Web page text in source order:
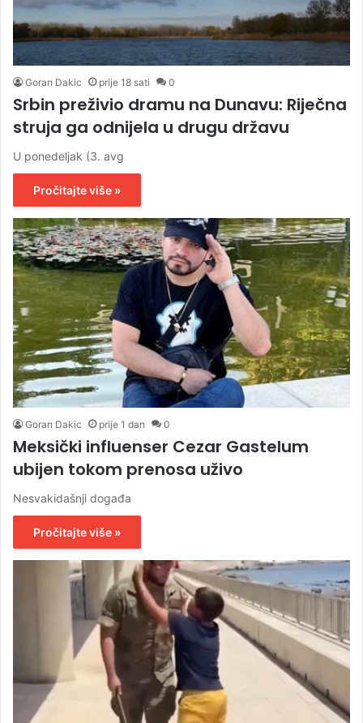
Goran Dakic prije 18 sati 0
Srbin preživio dramu na Dunavu: Riječna
struja ga odnijela u drugu državu
U ponedeljak (3. avg
Pročitajte više »
Goran Dakic prije 1 dan 0
Meksički influenser Cezar Gastelum
ubijen tokom prenosa uživo
Nesvakidašnji događa
Pročitajte više »